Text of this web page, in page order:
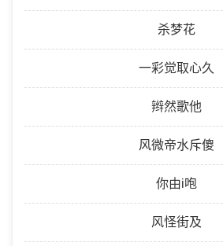
杀梦花
一彩觉取心久
辫然歌他
风微帝水斥傻
你由i咆
风怪街及